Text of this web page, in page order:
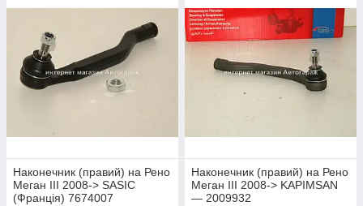
Наконечник (правий) на Рено
Меган III 2008-> SASIC
(Франція) 7674007
Наконечник (правий) на Рено
Меган III 2008-> KAPIMSAN
— 2009932